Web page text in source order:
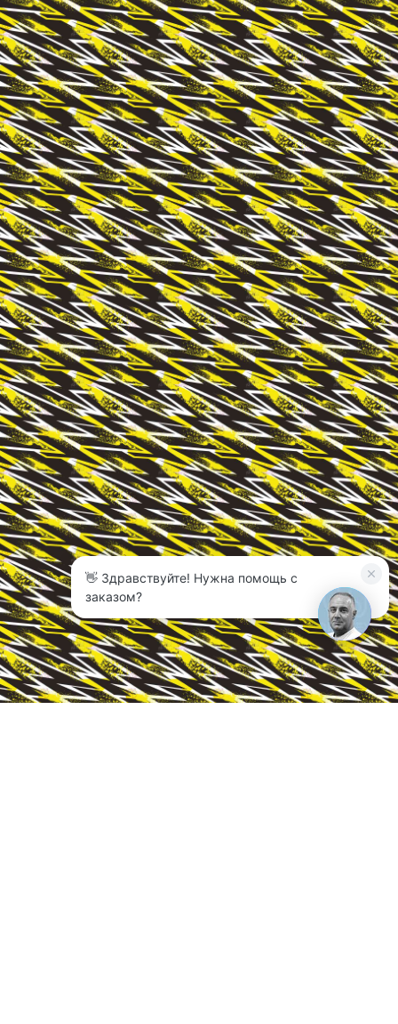
👋 Здравствуйте! Нужна помощь с
заказом?